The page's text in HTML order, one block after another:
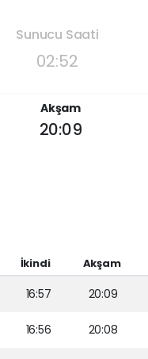
Sunucu Saati
02:52
Akşam
20:09
İkindi Akşam
16:57 20:09
16:56 20:08